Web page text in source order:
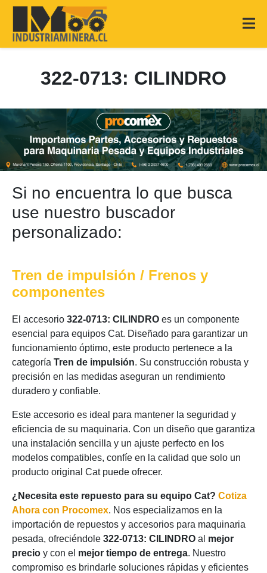
322-0713: CILINDRO
Si no encuentra lo que busca
use nuestro buscador
personalizado:
Tren de impulsión / Frenos y
componentes
El accesorio 322-0713: CILINDRO es un componente
esencial para equipos Cat. Diseñado para garantizar un
funcionamiento óptimo, este producto pertenece a la
categoría Tren de impulsión. Su construcción robusta y
precisión en las medidas aseguran un rendimiento
duradero y confiable.
Este accesorio es ideal para mantener la seguridad y
eficiencia de su maquinaria. Con un diseño que garantiza
una instalación sencilla y un ajuste perfecto en los
modelos compatibles, confíe en la calidad que solo un
producto original Cat puede ofrecer.
¿Necesita este repuesto para su equipo Cat? Cotiza
Ahora con Procomex. Nos especializamos en la
importación de repuestos y accesorios para maquinaria
pesada, ofreciéndole 322-0713: CILINDRO al mejor
precio y con el mejor tiempo de entrega. Nuestro
compromiso es brindarle soluciones rápidas y eficientes